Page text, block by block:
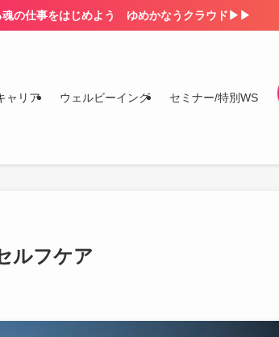
魂の仕事をはじめよう ゆめかなうクラウド▶▶
ャリア ウェルビーイング セミナー/特別WS
ルフケア